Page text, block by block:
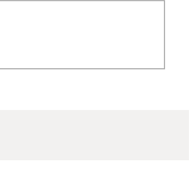
妻 ２人展